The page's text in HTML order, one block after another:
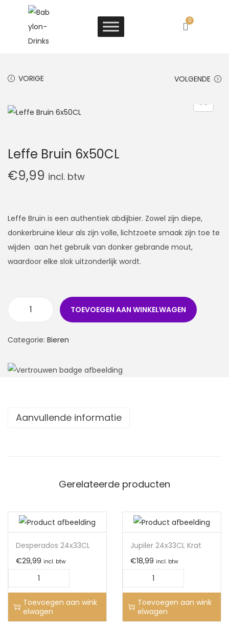
0
VORIGE VOLGENDE
Leffe Bruin 6x50CL
€9,99 incl. btw
Leffe Bruin is een authentiek abdijbier. Zowel zijn diepe,
donkerbruine kleur als zijn volle, lichtzoete smaak zijn toe te
wijden aan het gebruik van donker gebrande mout,
waardoor elke slok uitzonderlijk wordt.
TOEVOEGEN AAN WINKELWAGEN
Categorie: Bieren
Aanvullende informatie
Gerelateerde producten
Desperados 24x33CL
€29,99 incl. btw
Toevoegen aan wink
elwagen
Jupiler 24x33CL Krat
€18,99 incl. btw
Toevoegen aan wink
elwagen